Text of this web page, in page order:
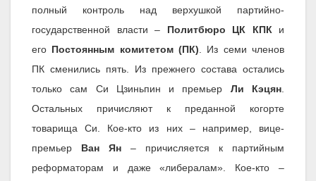
полный контроль над верхушкой партийно-
государственной власти – Политбюро ЦК КПК и
его Постоянным комитетом (ПК) . Из семи членов
ПК сменились пять. Из прежнего состава остались
только сам Си Цзиньпин и премьер Ли Кэцян
Остальных причисляют к преданной когорте
товарища Си. Кое-кто из них – например, вице-
премьер Ван Ян – причисляется к партийным
реформаторам и даже «либералам». Кое-кто –